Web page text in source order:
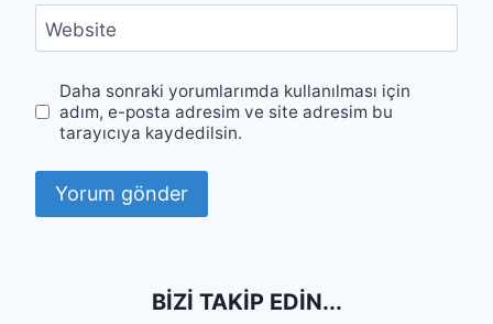
Website
Daha sonraki yorumlarımda kullanılması için
adım, e-posta adresim ve site adresim bu
tarayıcıya kaydedilsin.
BIZI TAKIP EDIN...